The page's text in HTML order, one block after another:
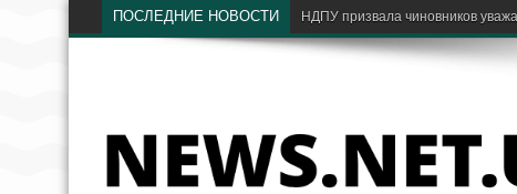
ПОСЛЕДНИЕ НОВОСТИ НДПУ призвала чиновников